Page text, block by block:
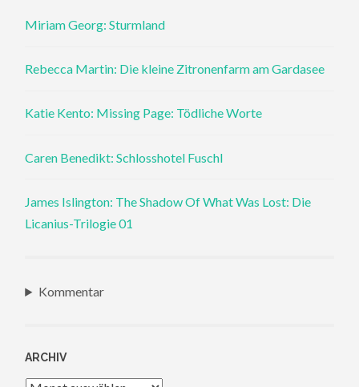
Miriam Georg: Sturmland
Rebecca Martin: Die kleine Zitronenfarm am Gardasee
Katie Kento: Missing Page: Tödliche Worte
Caren Benedikt: Schlosshotel Fuschl
James Islington: The Shadow Of What Was Lost: Die
Licanius-Trilogie 01
Kommentar
ARCHIV